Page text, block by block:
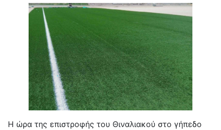
Η ώρα της επιστροφής του Θιναλιακού στο γήπεδο